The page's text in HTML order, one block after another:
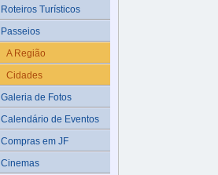
Roteiros Turísticos
Passeios
A Região
Cidades
Galeria de Fotos
Calendário de Eventos
Compras em JF
Cinemas